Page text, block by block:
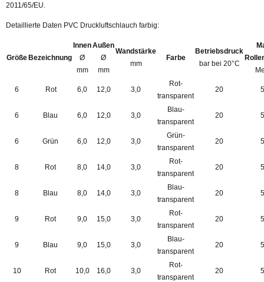
2011/65/EU.
Detaillierte Daten PVC Druckluftschlauch farbig:
GrößeBezeichnung
Innen
Ø
mm
Außen
Ø
mm
Wandstärke
mm
Farbe
Betriebsdruck
bar bei 20°C
6 Rot 6,0 12,0 3,0
Rot-
transparent
20
6 Blau 6,0 12,0 3,0
Blau-
transparent
20
6 Grün 6,0 12,0 3,0
Grün-
transparent
20
8 Rot 8,0 14,0 3,0
Rot-
transparent
20
8 Blau 8,0 14,0 3,0
Blau-
transparent
20
9 Rot 9,0 15,0 3,0
Rot-
transparent
20
9 Blau 9,0 15,0 3,0
Blau-
transparent
20
10 Rot 10,0 16,0 3,0
Rot-
transparent
20